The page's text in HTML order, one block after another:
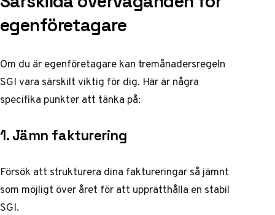
egenföretagare
Om du är egenföretagare kan tremånadersregeln
SGI vara särskilt viktig för dig. Här är några
specifika punkter att tänka på:
1. Jämn fakturering
Försök att strukturera dina faktureringar så jämnt
som möjligt över året för att upprätthålla en stabil
SGI.